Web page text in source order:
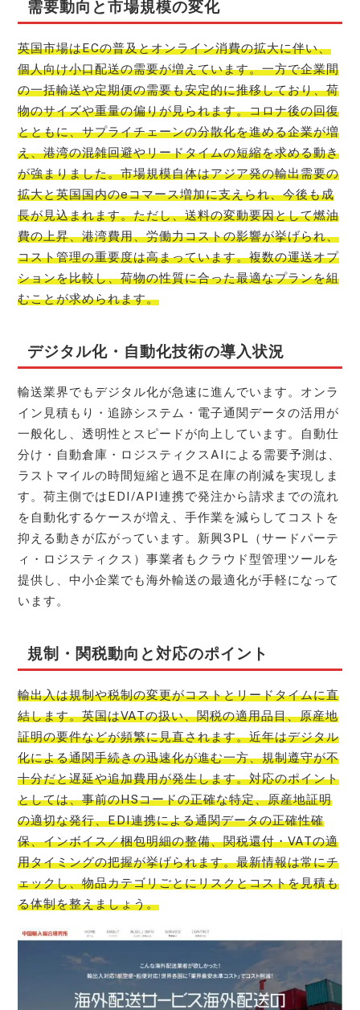
需要動向と市場規模の変化
英国市場はECの普及とオンライン消費の拡大に伴い、
個人向け小口配送の需要が増えています。一方で企業間
の一括輸送や定期便の需要も安定的に推移しており、荷
物のサイズや重量の偏りが見られます。コロナ後の回復
とともに、サプライチェーンの分散化を進める企業が増
え、港湾の混雑回避やリードタイムの短縮を求める動き
が強まりました。市場規模自体はアジア発の輸出需要の
拡大と英国国内のeコマース増加に支えられ、今後も成
長が見込まれます。ただし、送料の変動要因として燃油
費の上昇、港湾費用、労働力コストの影響が挙げられ、
コスト管理の重要度は高まっています。複数の運送オプ
ションを比較し、荷物の性質に合った最適なプランを組
むことが求められます。
デジタル化・自動化技術の導入状況
輸送業界でもデジタル化が急速に進んでいます。オンラ
イン見積もり・追跡システム・電子通関データの活用が
一般化し、透明性とスピードが向上しています。自動仕
分け・自動倉庫・ロジスティクスAIによる需要予測は、
ラストマイルの時間短縮と過不足在庫の削減を実現しま
す。荷主側ではEDI/API連携で発注から請求までの流れ
を自動化するケースが増え、手作業を減らしてコストを
抑える動きが広がっています。新興3PL（サードパーテ
ィ・ロジスティクス）事業者もクラウド型管理ツールを
提供し、中小企業でも海外輸送の最適化が手軽になって
います。
規制・関税動向と対応のポイント
輸出入は規制や税制の変更がコストとリードタイムに直
結します。英国はVATの扱い、関税の適用品目、原産地
証明の要件などが頻繁に見直されます。近年はデジタル
化による通関手続きの迅速化が進む一方、規制遵守が不
十分だと遅延や追加費用が発生します。対応のポイント
としては、事前のHSコードの正確な特定、原産地証明
の適切な発行、EDI連携による通関データの正確性確
保、インボイス／梱包明細の整備、関税還付・VATの適
用タイミングの把握が挙げられます。最新情報は常にチ
ェックし、物品カテゴリごとにリスクとコストを見積も
る体制を整えましょう。